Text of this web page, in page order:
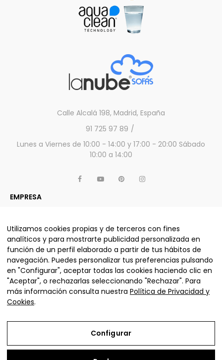
Calle Alcalá 198, Madrid, España
91 725 97 89
Lunes a Viernes de 10:00 - 14:00 y 17:00 - 20:00 Sábado
10:00 a 14:00
EMPRESA
OTROS SERVICIOS Y PRODUCTOS
ALJUMA MUEBLES, S.L. © La nube sofás 2025 - Todos los
derechos reservados.
Utilizamos cookies propias y de terceros con fines
analíticos y para mostrarte publicidad personalizada en
función de un perfil elaborado a partir de tus hábitos de
navegación. Puedes personalizar tus preferencias pulsando
en "Configurar", aceptar todas las cookies haciendo clic en
"Aceptar", o rechazarlas seleccionando "Rechazar". Para
más información consulta nuestra Política de Privacidad y
Cookies.
Configurar
Aviso Legal